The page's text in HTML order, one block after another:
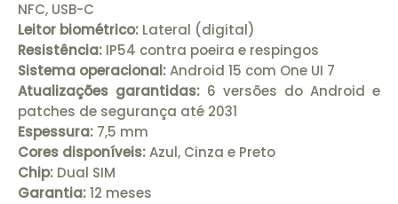
NFC, USB-C
Leitor biométrico: Lateral (digital)
Resistência: IP54 contra poeira e respingos
Sistema operacional:Android 15 com One UI 7
Atualizações garantidas: 6 versões do Android e
patches de segurança até 2031
Espessura: 7,5 mm
Cores disponíveis:Azul, Cinza e Preto
Chip: Dual SIM
Garantia:12 meses